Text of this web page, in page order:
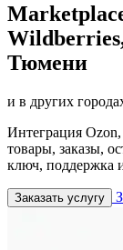
Тюмени
и в других
Интеграция
товары, заказы,
ключ, поддержка
Заказать услугу